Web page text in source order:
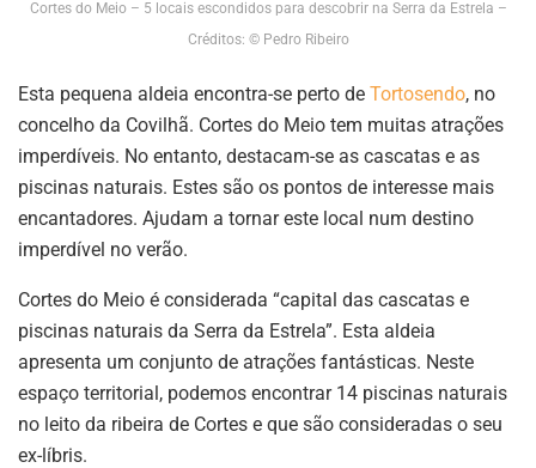
Cortes do Meio – 5 locais escondidos para descobrir na Serra da Estrela –
Créditos: © Pedro Ribeiro
Esta pequena aldeia encontra-se perto de Tortosendo, no
concelho da Covilhã. Cortes do Meio tem muitas atrações
imperdíveis. No entanto, destacam-se as cascatas e as
piscinas naturais. Estes são os pontos de interesse mais
encantadores. Ajudam a tornar este local num destino
imperdível no verão.
Cortes do Meio é considerada “capital das cascatas e
piscinas naturais da Serra da Estrela”. Esta aldeia
apresenta um conjunto de atrações fantásticas. Neste
espaço territorial, podemos encontrar 14 piscinas naturais
no leito da ribeira de Cortes e que são consideradas o seu
ex-líbris.